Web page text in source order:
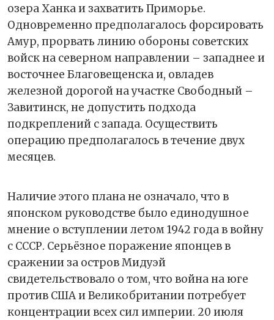
озера Ханка и захватить Приморье.
Одновременно предполагалось форсировать
Амур, прорвать линию обороны советских
войск на северном направлении – западнее и
восточнее Благовещенска и, овладев
железной дорогой на участке Свободный –
Завитинск, не допустить подхода
подкреплений с запада. Осуществить
операцию предполагалось в течение двух
месяцев.
Наличие этого плана не означало, что в
японском руководстве было единодушное
мнение о вступлении летом 1942 года в войну
с СССР. Серьёзное поражение японцев в
сражении за остров Мидуэй
свидетельствовало о том, что война на юге
против США и Великобритании потребует
концентрации всех сил империи. 20 июля